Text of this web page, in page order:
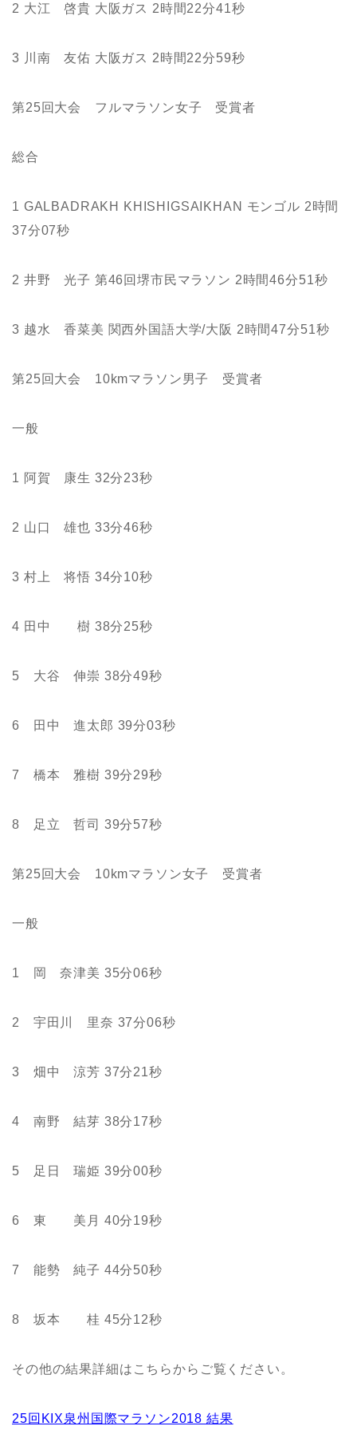
2 大江 啓貴 大阪ガス 2時間22分41秒
3 川南 友佑 大阪ガス 2時間22分59秒
第25回大会 フルマラソン女子 受賞者
総合
1 GALBADRAKH KHISHIGSAIKHAN モンゴル 2時間
37分07秒
2 井野 光子 第46回堺市民マラソン 2時間46分51秒
3 越水 香菜美 関西外国語大学/大阪 2時間47分51秒
第25回大会 10kmマラソン男子 受賞者
一般
1 阿賀 康生 32分23秒
2 山口 雄也 33分46秒
3 村上 将悟 34分10秒
4 田中 樹 38分25秒
5 大谷 伸崇 38分49秒
6 田中 進太郎 39分03秒
7 橋本 雅樹 39分29秒
8 足立 哲司 39分57秒
第25回大会 10kmマラソン女子 受賞者
一般
1 岡 奈津美 35分06秒
2 宇田川 里奈 37分06秒
3 畑中 涼芳 37分21秒
4 南野 結芽 38分17秒
5 足日 瑞姫 39分00秒
6 東 美月 40分19秒
7 能勢 純子 44分50秒
8 坂本 桂 45分12秒
その他の結果詳細はこちらからご覧ください。
25回KIX泉州国際マラソン2018 結果